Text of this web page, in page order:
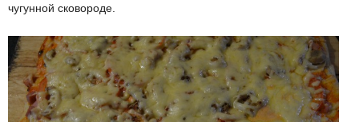
чугунной сковороде.